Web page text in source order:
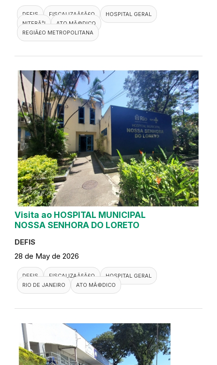
DEFIS FISCALIZAÃ§Ã£O
HOSPITAL GERAL
NITERÃ³I
ATO MÃ©DICO
REGIÃ£O METROPOLITANA
Visita ao HOSPITAL MUNICIPAL
NOSSA SENHORA DO LORETO
DEFIS
28 de May de 2026
DEFIS FISCALIZAÃ§Ã£O
HOSPITAL GERAL
RIO DE JANEIRO
ATO MÃ©DICO